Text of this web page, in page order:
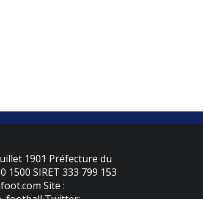
1901 Préfecture du
1500 SIRET 333 799 153
Site :